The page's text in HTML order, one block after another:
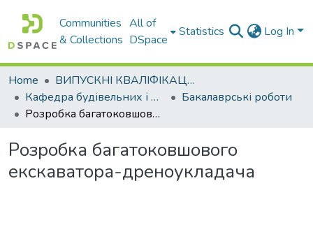
Communities
& Collections
All of
DSpace
Statistics Log In
Home
ВИПУСКНІ КВАЛІФІКАЦІЙНІ РОБОТИ
Кафедра будівельних і дорожніх машин
Бакалаврські роботи
Розробка багатоковшового екскаватора-дреноукладача
Розробка багатоковшового
екскаватора-дреноукладача